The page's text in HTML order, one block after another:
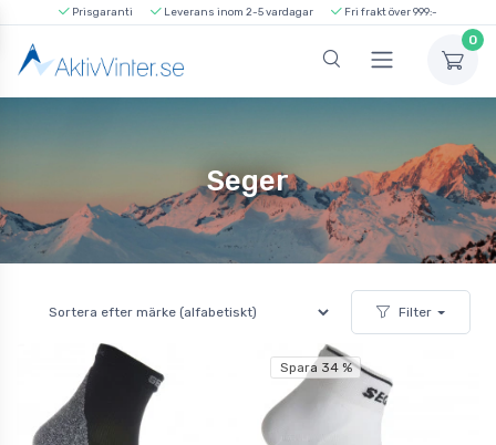
Prisgaranti Leverans inom 2-5 vardagar Fri frakt över 999:-
0
Seger
Filter
Spara 34 %